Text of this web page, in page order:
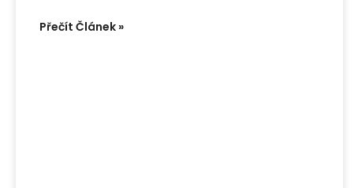
Přečít Článek »